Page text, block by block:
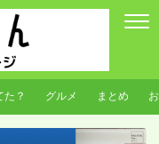
た？ グルメ まとめ